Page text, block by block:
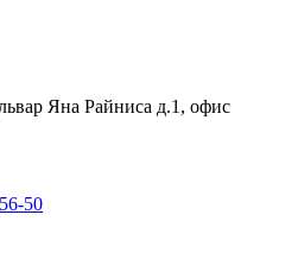
Яна Райниса д.1, офис
50